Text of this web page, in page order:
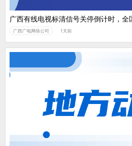
广西有线电视标清信号关停倒计时，
广西广电网络公司 1天前